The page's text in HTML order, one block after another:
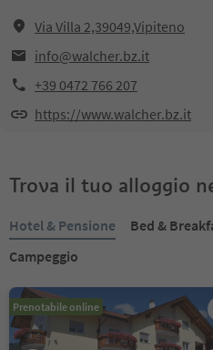
Via Villa 2,39049,Vipiteno
info@walcher.bz.it
+39 0472 766 207
https://www.walcher.bz.it
Trova il tuo alloggio
Hotel & Pensione Bed &
Campeggio
Prenotabile online